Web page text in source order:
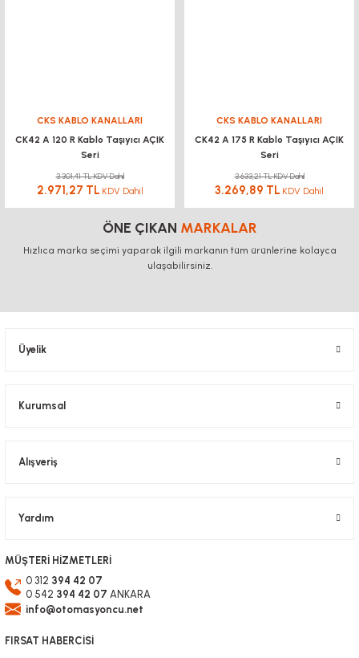
CKS KABLO KANALLARI
CK42 A 120 R Kablo Taşıyıcı AÇIK
Seri
3.301,41 TL KDV Dahil
2.971,27 TL KDV Dahil
CKS KABLO KANALLARI
CK42 A 175 R Kablo Taşıyıcı AÇIK
Seri
3.633,21 TL KDV Dahil
3.269,89 TL KDV Dahil
ÖNE ÇIKAN MARKALAR
Hızlıca marka seçimi yaparak ilgili markanın tüm ürünlerine kolayca
ulaşabilirsiniz.
Üyelik
Kurumsal
Alışveriş
Yardım
MÜŞTERİ HİZMETLERİ
0 312 394 42 07
0 542 394 42 07 ANKARA
info@otomasyoncu.net
FIRSAT HABERCİSİ